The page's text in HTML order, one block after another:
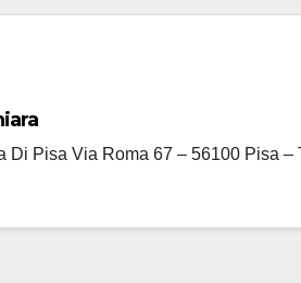
Di Pisa Via Roma 67 – 56100 Pisa –